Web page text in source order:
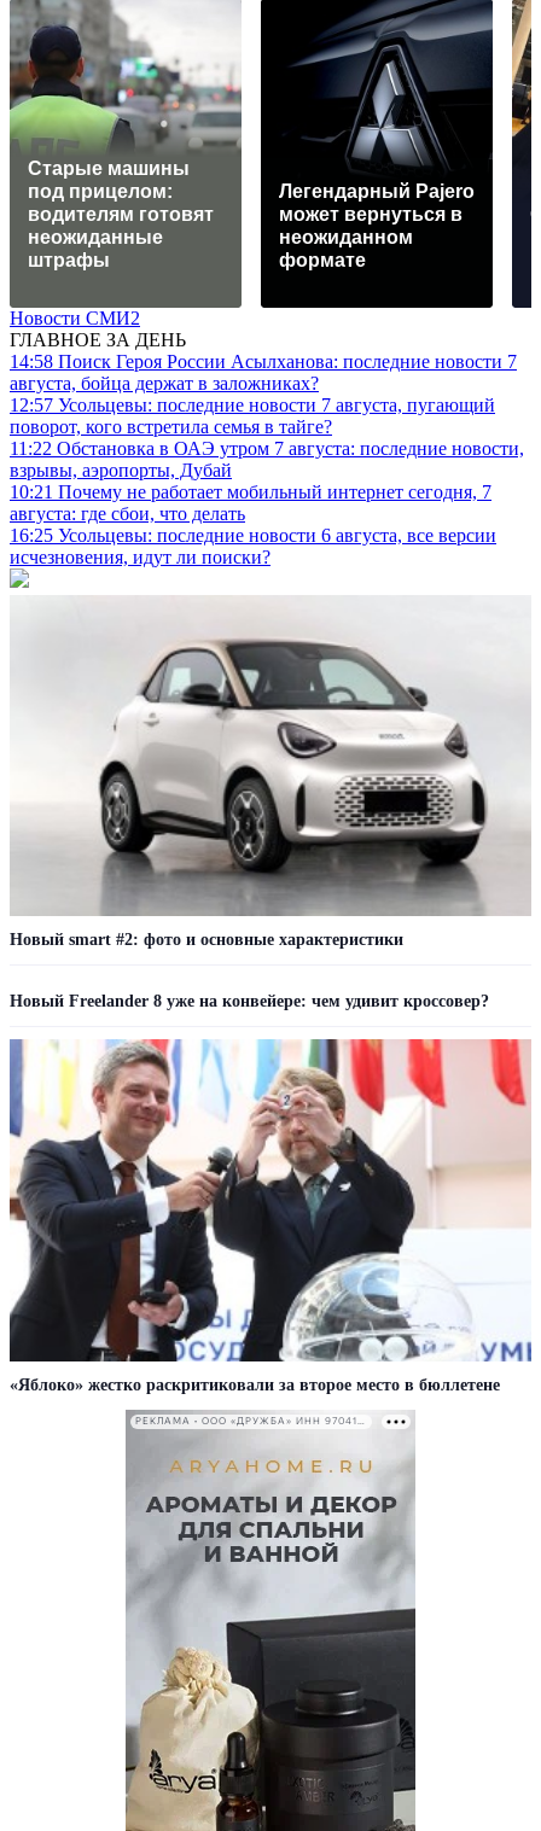
Старые машины
под прицелом:
водителям готовят
неожиданные
штрафы
Легендарный Pajero
может вернуться в
неожиданном
формате
Новости СМИ2
ГЛАВНОЕ ЗА ДЕНЬ
14:58 Поиск Героя России Асылханова: последние новости 7
августа, бойца держат в заложниках?
12:57 Усольцевы: последние новости 7 августа, пугающий
поворот, кого встретила семья в тайге?
11:22 Обстановка в ОАЭ утром 7 августа: последние новости,
взрывы, аэропорты, Дубай
10:21 Почему не работает мобильный интернет сегодня, 7
августа: где сбои, что делать
16:25 Усольцевы: последние новости 6 августа, все версии
исчезновения, идут ли поиски?
Новый smart #2: фото и основные характеристики
Новый Freelander 8 уже на конвейере: чем удивит кроссовер?
«Яблоко» жестко раскритиковали за второе место в бюллетене
РЕКЛАМА • ООО «ДРУЖБА» ИНН 9704146411